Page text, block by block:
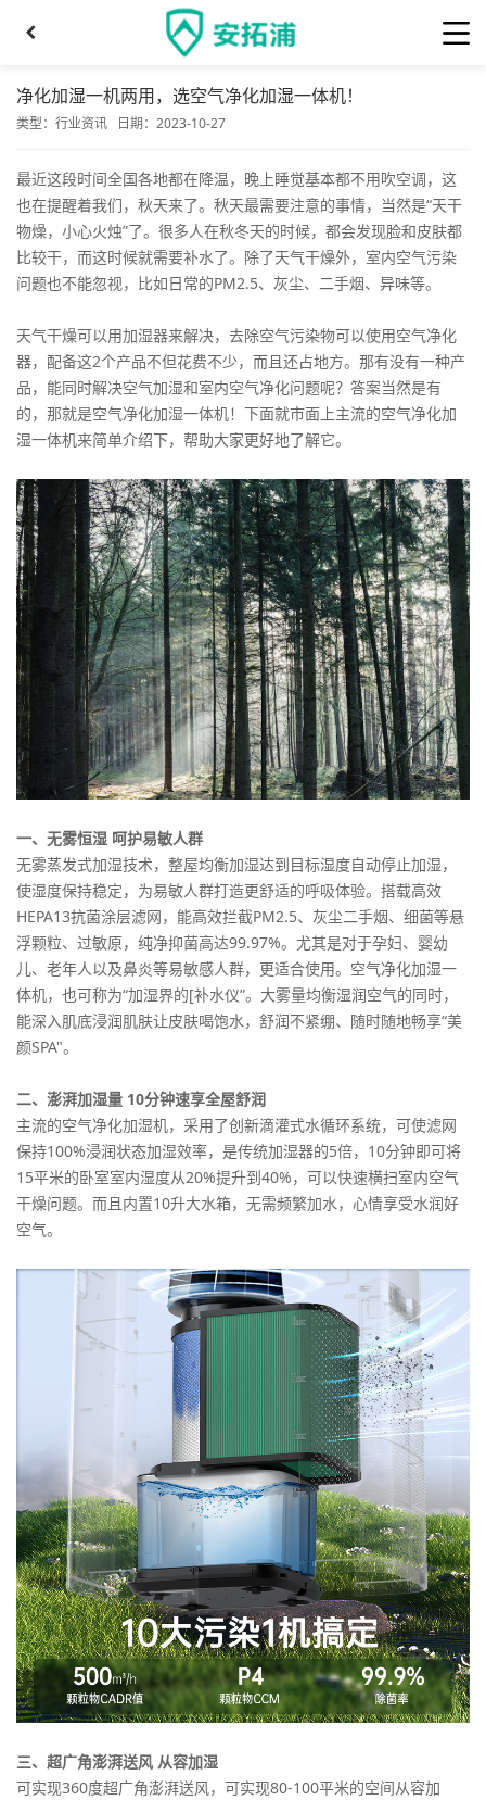
净化加湿一机两用，选空气净化加湿一体机！
类型： 行业资讯 日期：2023-10-27
最近这段时间全国各地都在降温，晚上睡觉基本都不用吹空调，这
也在提醒着我们，秋天来了。秋天最需要注意的事情，当然是“天干
物燥，小心火烛”了。很多人在秋冬天的时候，都会发现脸和皮肤都
比较干，而这时候就需要补水了。除了天气干燥外，室内空气污染
问题也不能忽视，比如日常的PM2.5、灰尘、二手烟、异味等。
天气干燥可以用加湿器来解决，去除空气污染物可以使用空气净化
器，配备这2个产品不但花费不少，而且还占地方。那有没有一种产
品，能同时解决空气加湿和室内空气净化问题呢？答案当然是有
的，那就是空气净化加湿一体机！下面就市面上主流的空气净化加
湿一体机来简单介绍下，帮助大家更好地了解它。
一、无雾恒湿 呵护易敏人群
无雾蒸发式加湿技术，整屋均衡加湿达到目标湿度自动停止加湿，
使湿度保持稳定，为易敏人群打造更舒适的呼吸体验。搭载高效
HEPA13抗菌涂层滤网，能高效拦截PM2.5、灰尘二手烟、细菌等悬
浮颗粒、过敏原，纯净抑菌高达99.97%。尤其是对于孕妇、婴幼
儿、老年人以及鼻炎等易敏感人群，更适合使用。空气净化加湿一
体机，也可称为“加湿界的[补水仪”。大雾量均衡湿润空气的同时，
能深入肌底浸润肌肤让皮肤喝饱水，舒润不紧绷、随时随地畅享“美
颜SPA"。
二、澎湃加湿量 10分钟速享全屋舒润
主流的空气净化加湿机，采用了创新滴灌式水循环系统，可使滤网
保持100%浸润状态加湿效率，是传统加湿器的5倍，10分钟即可将
15平米的卧室室内湿度从20%提升到40%，可以快速横扫室内空气
干燥问题。而且内置10升大水箱，无需频繁加水，心情享受水润好
空气。
三、超广角澎湃送风 从容加湿
可实现360度超广角澎湃送风，可实现80-100平米的空间从容加